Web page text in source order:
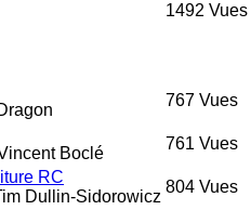
1492 Vues
767 Vues
Boclé
761 Vues
RC
Dullin-Sidorowicz
804 Vues